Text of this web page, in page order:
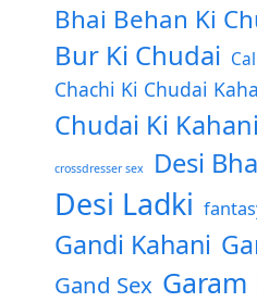
Bhai Behan Ki
Bur Ki Chudai
Chachi Ki Chudai
Chudai Ki Kahani
crossdresser sex Desi
Desi Ladki
Gandi Kahani
Gand Sex Garam